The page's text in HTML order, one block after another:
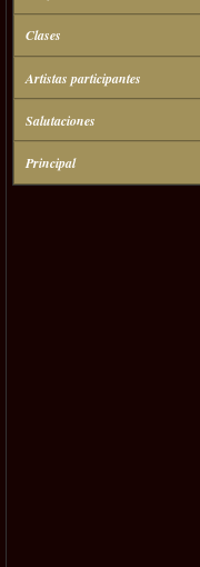
Clases
Artistas participantes
Salutaciones
Principal